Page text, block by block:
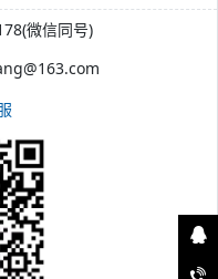
微信同号)